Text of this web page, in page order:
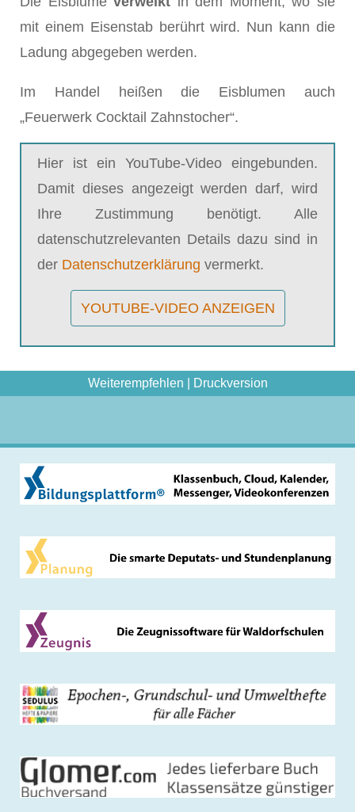
mit einem Eisenstab berührt wird. Nun kann die
Ladung abgegeben werden.
Im Handel heißen die Eisblumen auch
„Feuerwerk Cocktail Zahnstocher“.
Hier ist ein YouTube-Video eingebunden.
Damit dieses angezeigt werden darf, wird
Ihre Zustimmung benötigt. Alle
datenschutzrelevanten Details dazu sind in
der Datenschutzerklärung vermerkt.
YOUTUBE-VIDEO ANZEIGEN
Weiterempfehlen Druckversion